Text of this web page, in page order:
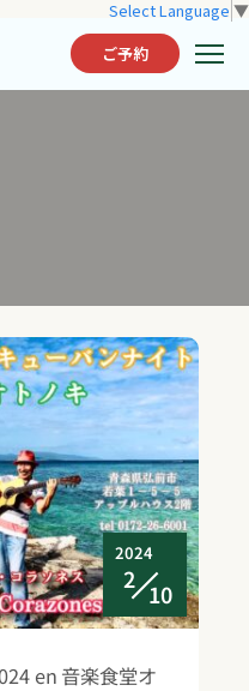
Select Language ▼
ご予約
2024
2
10
en 音楽食堂オ